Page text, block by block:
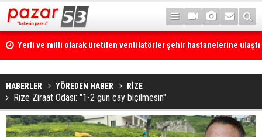
Yerli ve milli olarak üretilen ventilatörler şehir hastanelerine ulaştı
HABERLER YÖREDEN HABER RİZE
Rize Ziraat Odası: "1-2 gün çay biçilmesin"